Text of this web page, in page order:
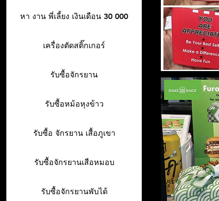
หา งาน พี่เลี้ยง เงินเดือน 30 000
เครื่องตัดสติ๊กเกอร์
รับซื้อจักรยาน
รับซื้อหม้อหุงข้าว
รับซื้อ จักรยาน เสื้อภูเขา
รับซื้อจักรยานเสือหมอบ
รับซื้อจักรยานพับได้